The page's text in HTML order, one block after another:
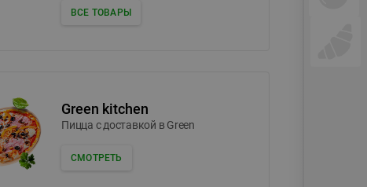
ВСЕ ТОВАРЫ
Green kitchen
Пицца c доставкой в Green
СМОТРЕТЬ